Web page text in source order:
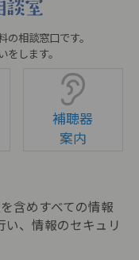
相談窓口です。
します。
補聴器
案内
含めすべての情報
い、情報のセキュリ